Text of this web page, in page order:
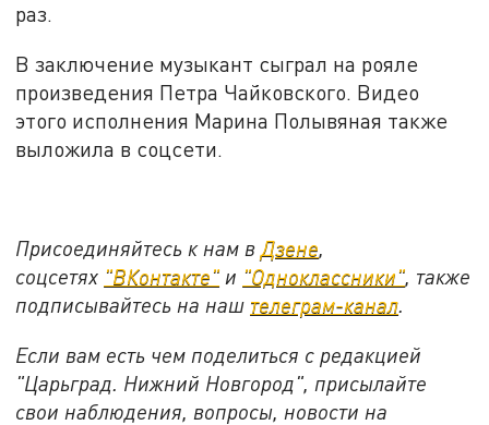
раз.
В заключение музыкант сыграл на рояле
произведения Петра Чайковского. Видео
этого исполнения Марина Полывяная также
выложила в соцсети.
Присоединяйтесь к нам вДзене,
соцсетях "ВКонтакте" и "Одноклассники", также
подписывайтесь на наш телеграм-канал.
Если вам есть чем поделиться с редакцией
"Царьград. Нижний Новгород", присылайте
свои наблюдения, вопросы, новости на